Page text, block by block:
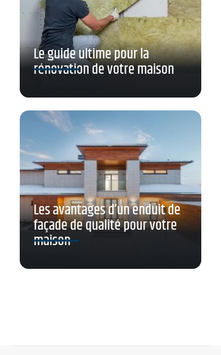
Le guide ultime pour la
rénovation de votre maison
Les avantages d’un enduit de
façade de qualité pour votre
maison